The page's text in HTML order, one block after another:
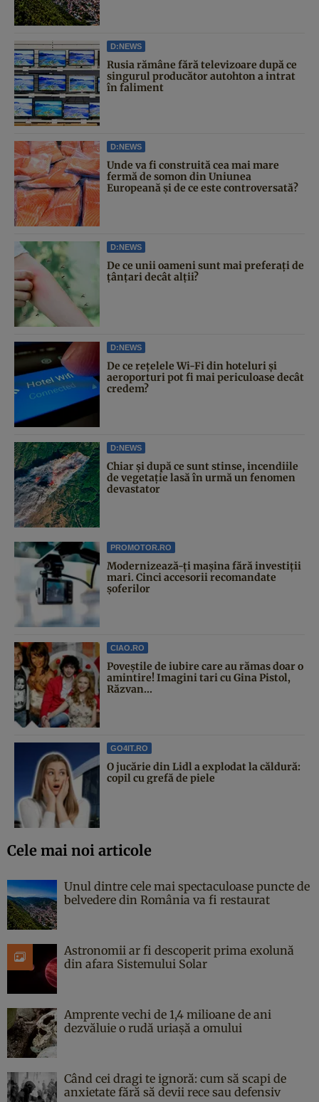
D:NEWS
Rusia rămâne fără televizoare după ce
singurul producător autohton a intrat
în faliment
D:NEWS
Unde va fi construită cea mai mare
fermă de somon din Uniunea
Europeană și de ce este controversată?
D:NEWS
De ce unii oameni sunt mai preferați de
țânțari decât alții?
D:NEWS
De ce rețelele Wi-Fi din hoteluri și
aeroporturi pot fi mai periculoase decât
credem?
D:NEWS
Chiar și după ce sunt stinse, incendiile
de vegetație lasă în urmă un fenomen
devastator
PROMOTOR.RO
Modernizează-ți mașina fără investiții
mari. Cinci accesorii recomandate
șoferilor
CIAO.RO
Poveştile de iubire care au rămas doar o
amintire! Imagini tari cu Gina Pistol,
Răzvan...
GO4IT.RO
O jucărie din Lidl a explodat la căldură:
copil cu grefă de piele
Cele mai noi articole
Unul dintre cele mai spectaculoase puncte de
belvedere din România va fi restaurat
Astronomii ar fi descoperit prima exolună
din afara Sistemului Solar
Amprente vechi de 1,4 milioane de ani
dezvăluie o rudă uriașă a omului
Când cei dragi te ignoră: cum să scapi de
anxietate fără să devii rece sau defensiv